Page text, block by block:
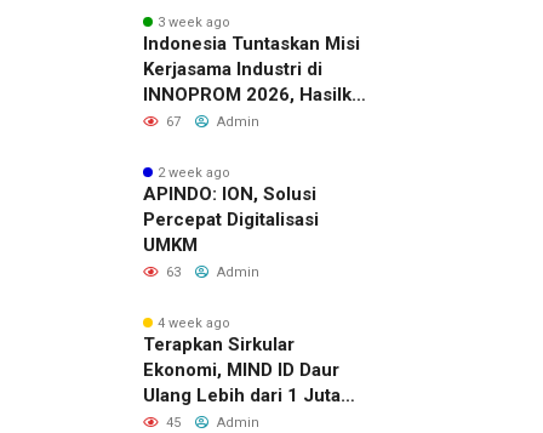
3 week ago
Indonesia Tuntaskan Misi
Kerjasama Industri di
INNOPROM 2026, Hasilkan
Belasan Kerja Sama
67 Admin
2 week ago
APINDO: ION, Solusi
Percepat Digitalisasi
UMKM
63 Admin
4 week ago
Terapkan Sirkular
Ekonomi, MIND ID Daur
Ulang Lebih dari 1 Juta
Ton Material Sisa
45 Admin